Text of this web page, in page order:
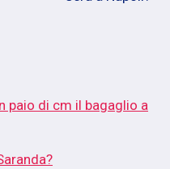
paio di cm il bagaglio a